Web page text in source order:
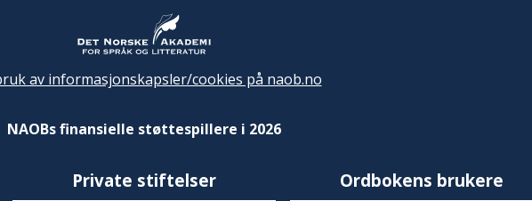
av informasjonskapsler/cookies på naob.no
NAOBs finansielle støttespillere i 2026
Private stiftelser Ordbokens brukere